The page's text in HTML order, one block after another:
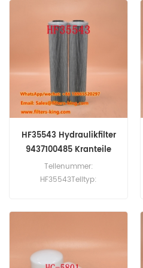
HF35543 Hydraulikfilter
9437100485 Kranteile
Teilenummer:
HF35543Teiltyp:
für Grove AT422 E/T.